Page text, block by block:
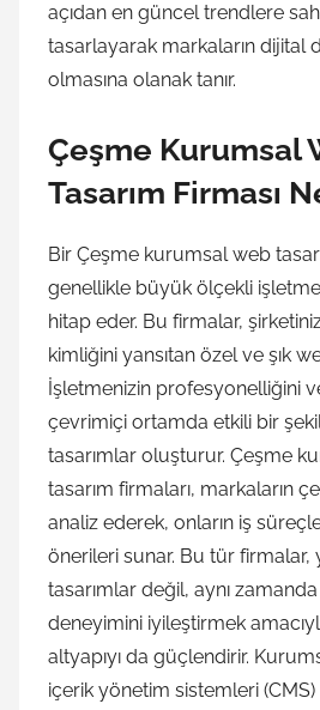
açıdan en güncel trendlere
tasarlayarak markaların dijital
olmasına olanak tanır.
Çeşme Kurumsal
Tasarım Firması
Bir Çeşme kurumsal web
genellikle büyük ölçekli
hitap eder. Bu firmalar,
kimliğini yansıtan özel ve şık
İşletmenizin profesyonelliğini
çevrimiçi ortamda etkili bir
tasarımlar oluşturur. Çeşme
tasarım firmaları, markaların
analiz ederek, onların iş
önerileri sunar. Bu tür firmalar,
tasarımlar değil, aynı zamanda
deneyimini iyileştirmek
altyapıyı da güçlendirir.
içerik yönetim sistemleri